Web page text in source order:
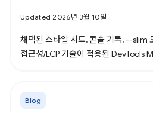
Updated 2026년 3월 10일
채택된 스타일 시트, 콘솔 기록, --slim
접근성/LCP 기술이 적용된 DevTools
Blog